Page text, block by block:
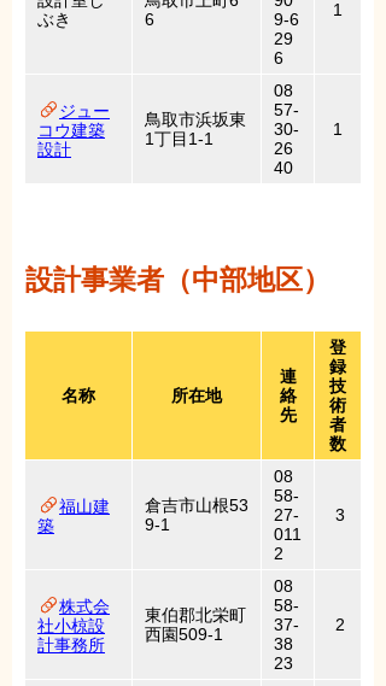
ぶき
6
9-6
29
6
1
ジュー
コウ建築
設計
鳥取市浜坂東
1丁目1-1
08
57-
30-
26
40
1
設計事業者（中部地区）
名称 所在地
連
絡
先
登
録
技
術
者
数
福山建
築
倉吉市山根53
9-1
08
58-
27-
011
2
3
株式会
社小椋設
計事務所
東伯郡北栄町
西園509-1
08
58-
37-
38
23
2